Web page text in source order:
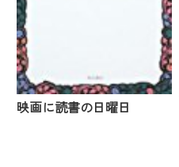
映画に読書の日曜日